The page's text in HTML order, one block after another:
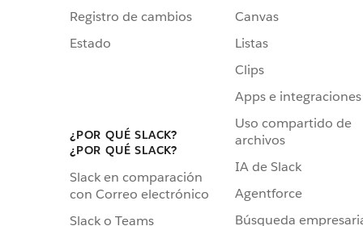
Registro de cambios
Estado
¿POR QUÉ SLACK?
¿POR QUÉ SLACK?
Slack en comparación
con Correo electrónico
Slack o Teams
Canvas
Listas
Clips
Apps e integraciones
Uso compartido de
archivos
IA de Slack
Agentforce
Búsqueda